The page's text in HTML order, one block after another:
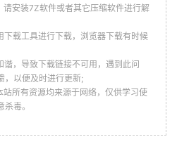
安装7Z软件或者其它压缩软件进行解
载工具进行下载，浏览器下载有时候
，导致下载链接不可用，遇到此问
，以便及时进行更新;
所有资源均来源于网络，仅供学习使
毒。